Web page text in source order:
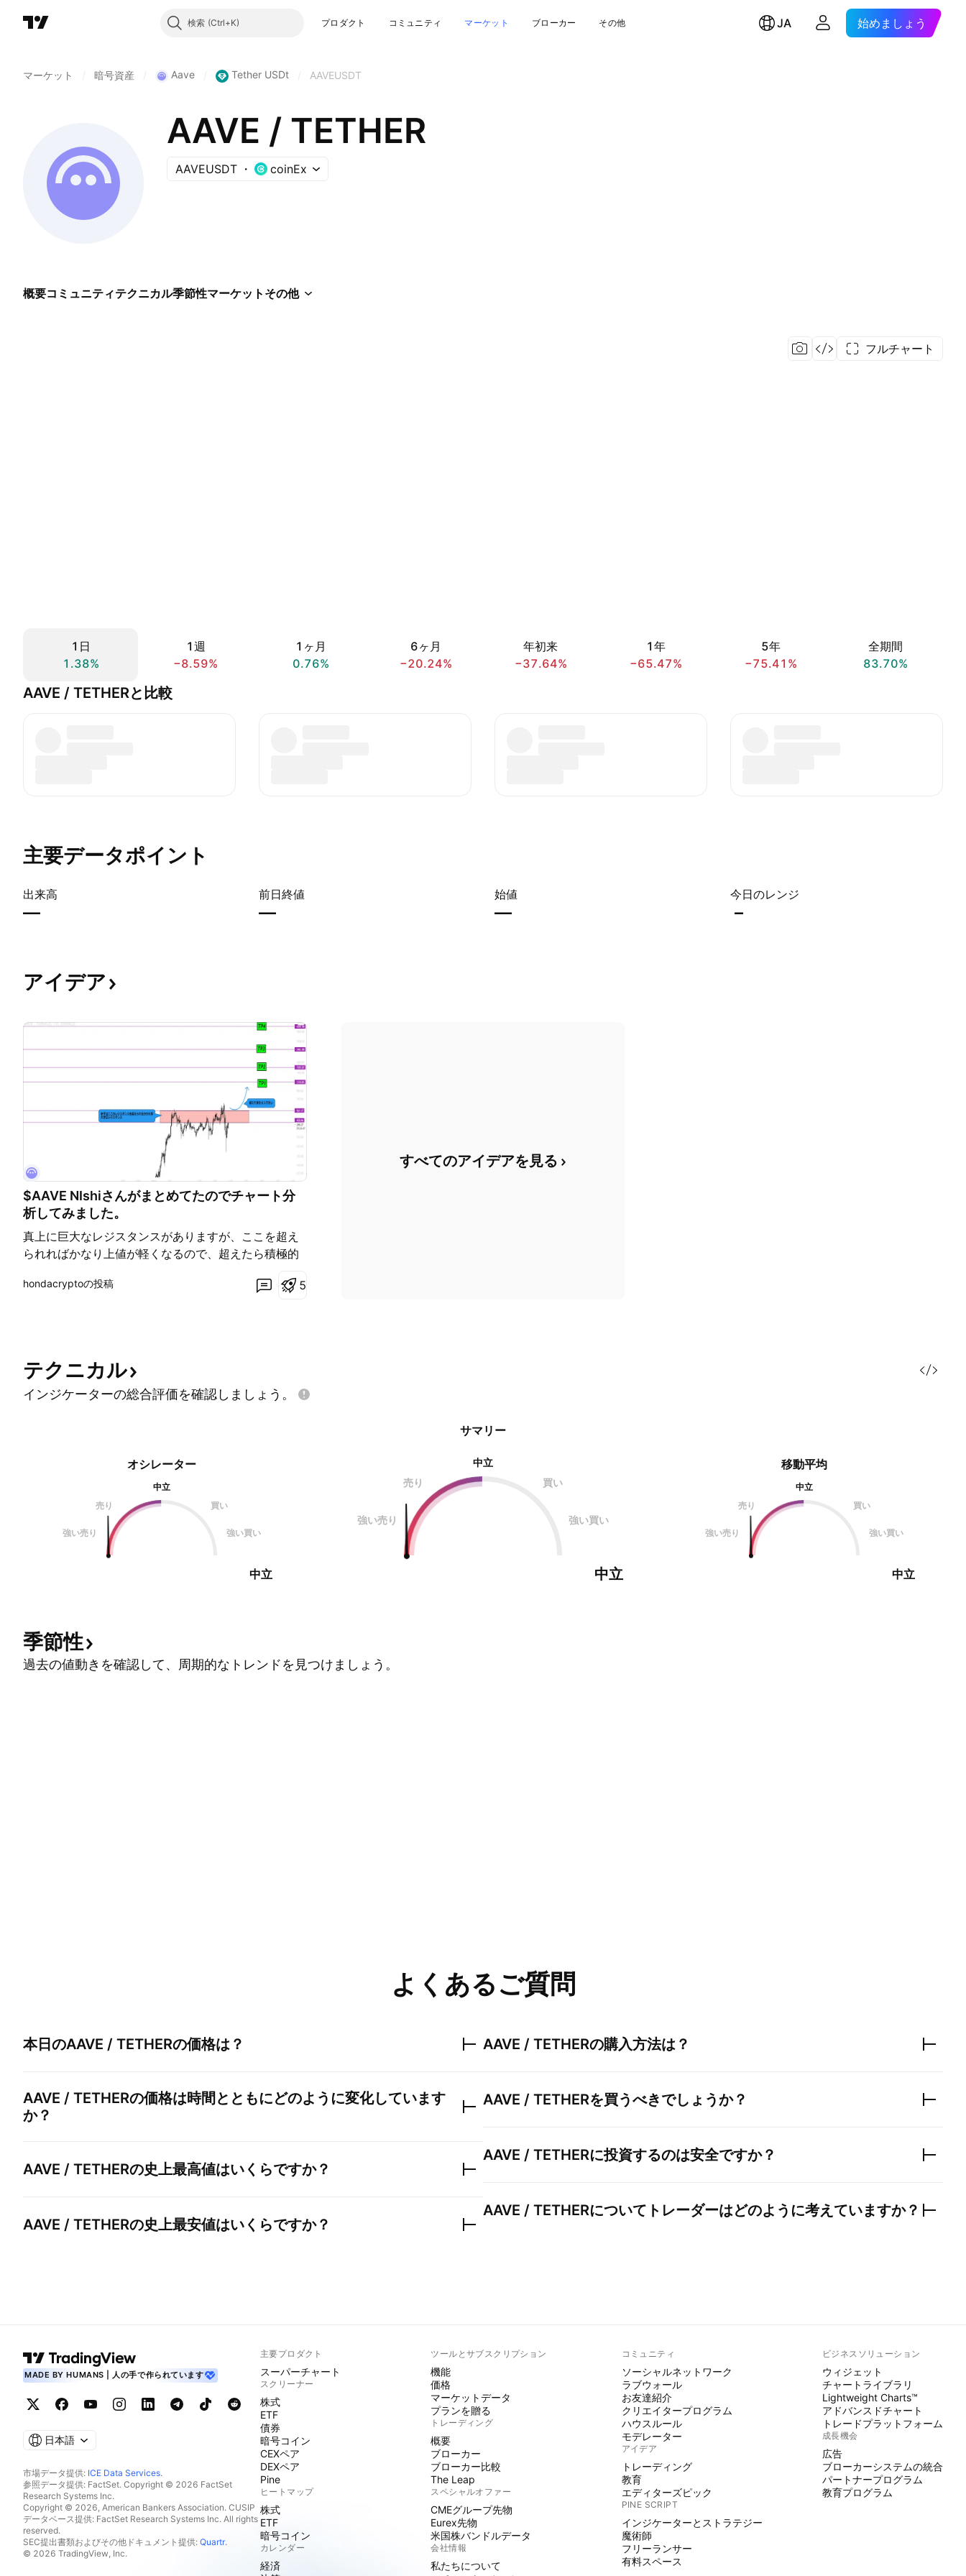
検索 プロダクト コミュニティ マーケット ブローカー その他 JA 始めましょう
マーケット 暗号資産 Aave Tether USDt AAVEUSDT
AAVE / TETHER
AAVEUSDT coinEx
概要コミュニティテクニカル季節性マーケット その他
フルチャート
1日
1.38%
1週
−8.59%
1ヶ月
0.76%
6ヶ月
−20.24%
年初来
−37.64%
1年
−65.47%
5年
−75.41%
全期間
83.70%
AAVE / TETHERと比較
主要データポイント
出来高
—
前日終値
—
始値
—
今日のレンジ
–
アイデア
$AAVE NIshiさんがまとめてたのでチャート分
析してみました。
真上に巨大なレジスタンスがありますが、ここを超え
られればかなり上値が軽くなるので、超えたら積極的
hondacryptoの投稿 5
すべてのアイデアを見る
テクニカル
インジケーターの総合評価を確認しましょう。
オシレーター
中立
売り
買い
強い売り 強い買い
中立
サマリー
中立
売り
買い
強い売り 強い買い
中立
移動平均
中立
売り
買い
強い売り 強い買い
中立
季節性
過去の値動きを確認して、周期的なトレンドを見つけましょう。
よくあるご質問
本日のAAVE / TETHERの価格は？
AAVE / TETHERの価格は時間とともにどのように変化しています
か？
AAVE / TETHERの史上最高値はいくらですか？
AAVE / TETHERの史上最安値はいくらですか？
AAVE / TETHERの購入方法は？
AAVE / TETHERを買うべきでしょうか？
AAVE / TETHERに投資するのは安全ですか？
AAVE / TETHERについてトレーダーはどのように考えていますか？
MADE BY HUMANS | 人の手で作られています
日本語
市場データ提供: ICE Data Services.
参照データ提供: FactSet. Copyright © 2026 FactSet
Research Systems Inc.
Copyright © 2026, American Bankers Association. CUSIP
データベース提供: FactSet Research Systems Inc. All rights
reserved.
SEC提出書類およびその他ドキュメント提供: Quartr.
© 2026 TradingView, Inc.
主要プロダクト
スーパーチャート
スクリーナー
株式
ETF
債券
暗号コイン
CEXペア
DEXペア
Pine
ヒートマップ
株式
ETF
暗号コイン
カレンダー
経済
ツールとサブスクリプション
機能
価格
マーケットデータ
プランを贈る
トレーディング
概要
ブローカー
ブローカー比較
The Leap
スペシャルオファー
CMEグループ先物
Eurex先物
米国株バンドルデータ
会社情報
私たちについて
コミュニティ
ソーシャルネットワーク
ラブウォール
お友達紹介
クリエイタープログラム
ハウスルール
モデレーター
アイデア
トレーディング
教育
エディターズピック
PINE SCRIPT
インジケーターとストラテジー
魔術師
フリーランサー
有料スペース
ビジネスソリューション
ウィジェット
チャートライブラリ
Lightweight Charts™
アドバンスドチャート
トレードプラットフォーム
成長機会
広告
ブローカーシステムの統合
パートナープログラム
教育プログラム